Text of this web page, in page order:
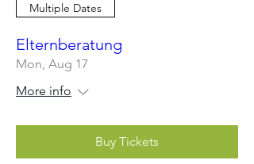
Multiple Dates
Elternberatung
Mon, Aug 17
More info
Buy Tickets